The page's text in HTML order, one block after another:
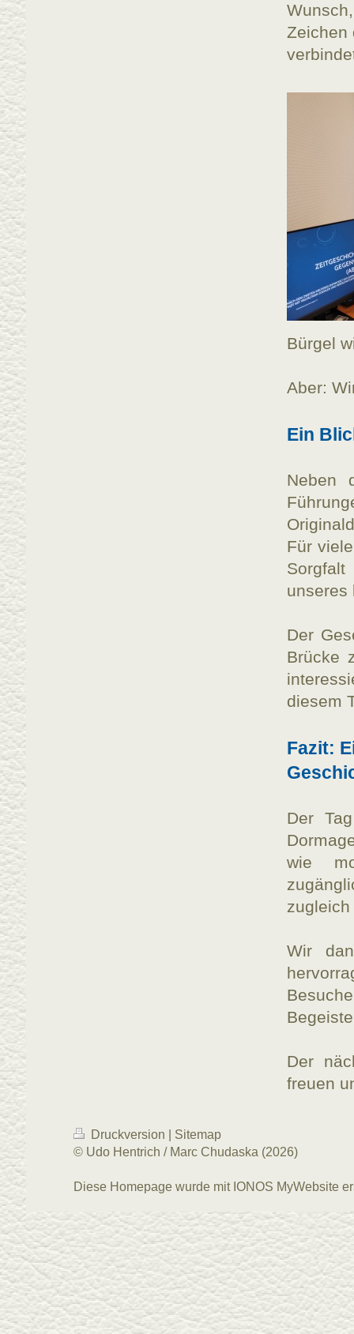
Zeichen
Bürgel
Aber:
Ein
Neben
Für
unseres
Der
Brücke
diesem
Fazit:
Der
wie
Wir
Der
freuen
Druckversion
Sitemap
© Udo Hentrich / Marc Chudaska (2026)
Diese Homepage wurde mit IONOS MyWebsite